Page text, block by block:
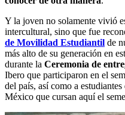
Y la joven no solamente vivió
intercultural, sino que fue
de Movilidad Estudiantil de
más alto de su generación en
durante la Ceremonia de
Ibero que participaron en el
del país, así como a
México que cursan aquí el